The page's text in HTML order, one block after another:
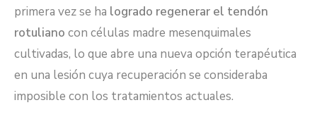
primera vez se ha logrado regenerar el tendón
rotuliano con células madre mesenquimales
cultivadas, lo que abre una nueva opción terapéutica
en una lesión cuya recuperación se consideraba
imposible con los tratamientos actuales.